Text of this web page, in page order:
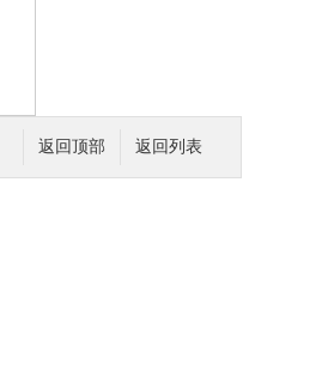
返回列表
返回顶部